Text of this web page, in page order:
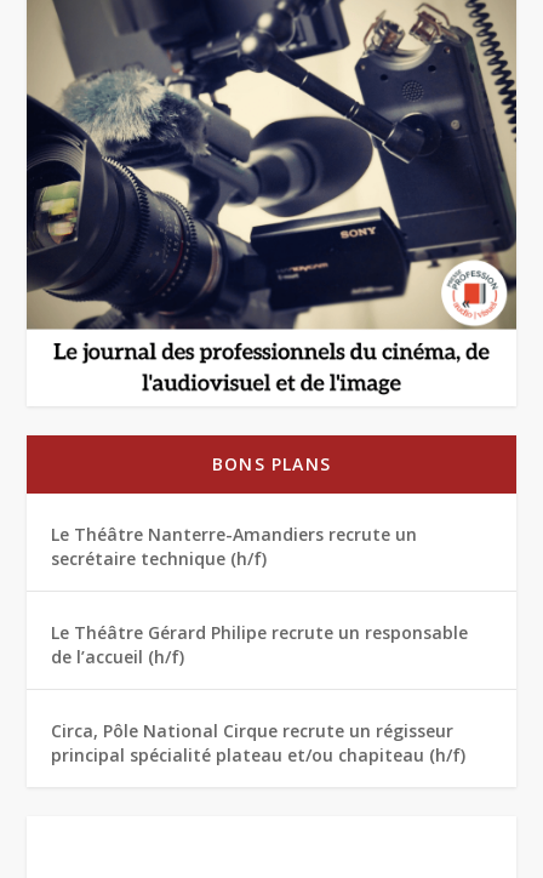
BONS PLANS
Le Théâtre Nanterre-Amandiers recrute un
secrétaire technique (h/f)
Le Théâtre Gérard Philipe recrute un responsable
de l’accueil (h/f)
Circa, Pôle National Cirque recrute un régisseur
principal spécialité plateau et/ou chapiteau (h/f)